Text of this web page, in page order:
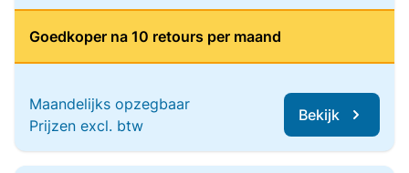
Goedkoper na 10 retours per maand
Maandelijks opzegbaar
Prijzen excl. btw
Bekijk